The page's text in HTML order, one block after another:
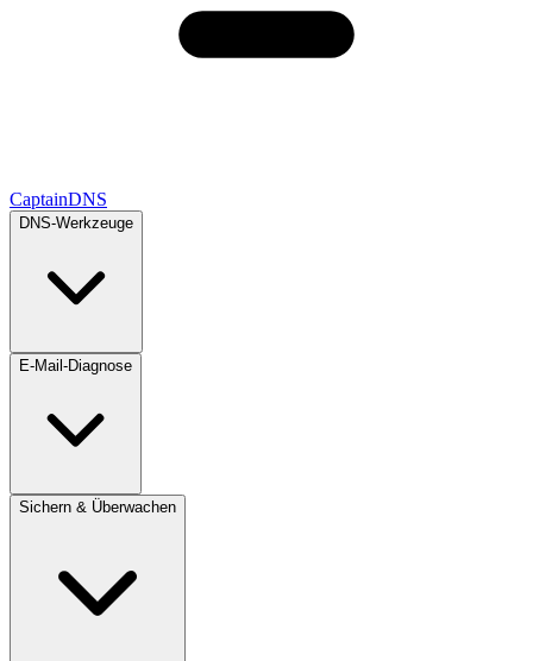
CaptainDNS
DNS-Werkzeuge
E-Mail-Diagnose
Sichern & Überwachen